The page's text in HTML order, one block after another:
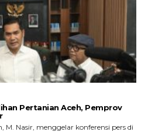
Pertanian Aceh, Pemprov
M. Nasir, menggelar konferensi pers di